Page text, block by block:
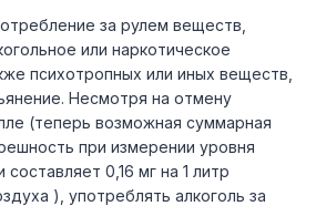
за рулем веществ,
или наркотическое
психотропных или иных веществ,
Несмотря на отмену
(теперь возможная суммарная
при измерении уровня
составляет 0,16 мг на 1 литр
), употреблять алкоголь за